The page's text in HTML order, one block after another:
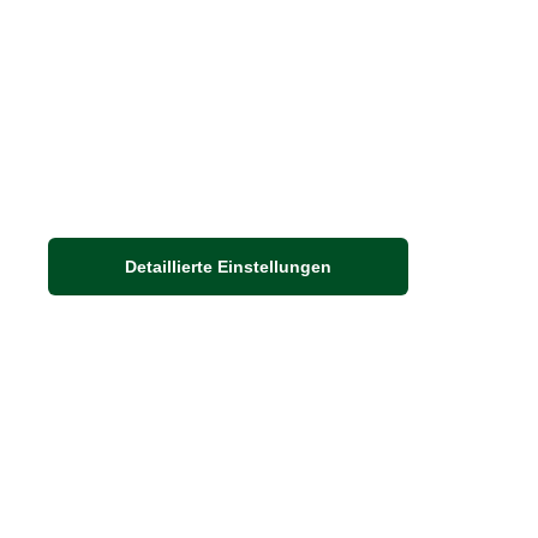
Detaillierte Einstellungen
Adresse